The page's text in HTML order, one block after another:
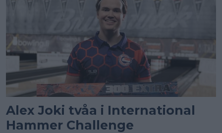
Alex Joki tvåa i International
Hammer Challenge